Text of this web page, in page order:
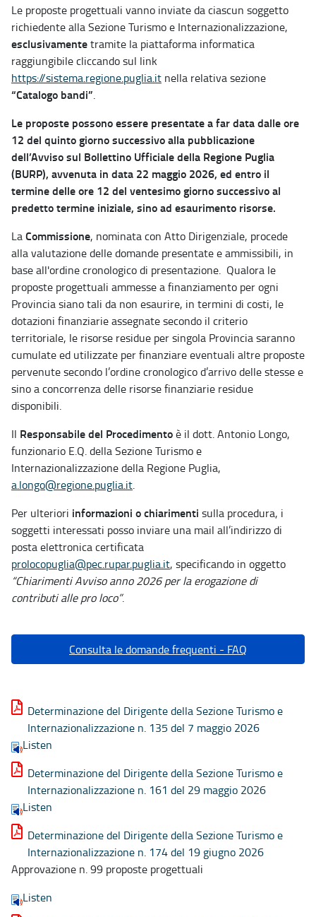
Le proposte progettuali vanno inviate da ciascun soggetto
richiedente alla Sezione Turismo e Internazionalizzazione,
esclusivamentetramite la piattaforma informatica
raggiungibile cliccando sul link
https://sistema.regione.puglia.it nella relativa sezione
“Catalogo bandi”.
Le proposte possono essere presentate a far data dalle ore
12 del quinto giorno successivo alla pubblicazione
dell’Avviso sul Bollettino Ufficiale della Regione Puglia
(BURP), avvenuta in data 22 maggio 2026, ed entro il
termine delle ore 12 del ventesimo giorno successivo al
predetto termine iniziale, sino ad esaurimento risorse.
LaCommissione, nominata con Atto Dirigenziale, procede
alla valutazione delle domande presentate e ammissibili, in
base all'ordine cronologico di presentazione. Qualora le
proposte progettuali ammesse a finanziamento per ogni
Provincia siano tali da non esaurire, in termini di costi, le
dotazioni finanziarie assegnate secondo il criterio
territoriale, le risorse residue per singola Provincia saranno
cumulate ed utilizzate per finanziare eventuali altre proposte
pervenute secondo l’ordine cronologico d’arrivo delle stesse e
sino a concorrenza delle risorse finanziarie residue
disponibili.
Il Responsabile del Procedimentoè il dott. Antonio Longo,
funzionario E.Q. della Sezione Turismo e
Internazionalizzazione della Regione Puglia,
a.longo@regione.puglia.it.
Per ulteriori informazioni o chiarimenti sulla procedura, i
soggetti interessati posso inviare una mail all’indirizzo di
posta elettronica certificata
prolocopuglia@pec.rupar.puglia.it, specificando in oggetto
“Chiarimenti Avviso anno 2026 per la erogazione di
contributi alle pro loco”.
Consulta le domande frequenti - FAQ
Determinazione del Dirigente della Sezione Turismo e
Internazionalizzazione n. 135 del 7 maggio 2026
Listen
Determinazione del Dirigente della Sezione Turismo e
Internazionalizzazione n. 161 del 29 maggio 2026
Listen
Determinazione del Dirigente della Sezione Turismo e
Internazionalizzazione n. 174 del 19 giugno 2026
Approvazione n. 99 proposte progettuali
Listen